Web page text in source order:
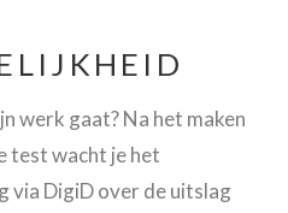
werk gaat? Na het maken
test wacht je het
via DigiD over de uitslag